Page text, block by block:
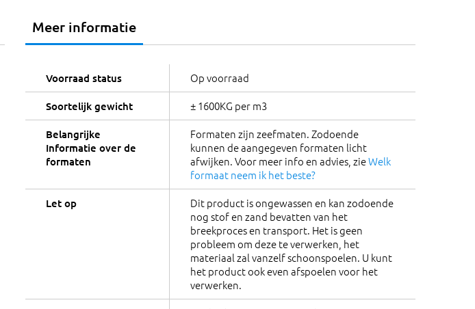
Meer informatie
Voorraad status Op voorraad
Soortelijk gewicht ± 1600KG per m3
Belangrijke
Informatie over de
formaten
Formaten zijn zeefmaten. Zodoende
kunnen de aangegeven formaten licht
afwijken. Voor meer info en advies, zieWelk
formaat neem ik het beste?
Let op
Dit product is ongewassen en kan zodoende
nog stof en zand bevatten van het
breekproces en transport. Het is geen
probleem om deze te verwerken, het
materiaal zal vanzelf schoonspoelen. U kunt
het product ook even afspoelen voor het
verwerken.